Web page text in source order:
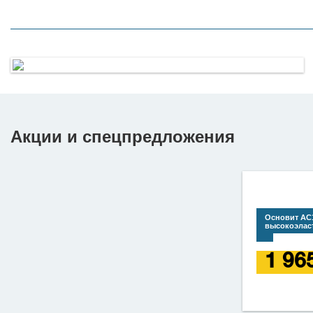
Таркетт
Линолеум Таркетт - гарантия качества.
Акции и спецпредложения
Основит
1